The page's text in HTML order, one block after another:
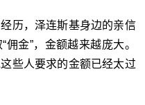
历，泽连斯基身边的亲信
金”，金额越来越庞大。
些人要求的金额已经太过